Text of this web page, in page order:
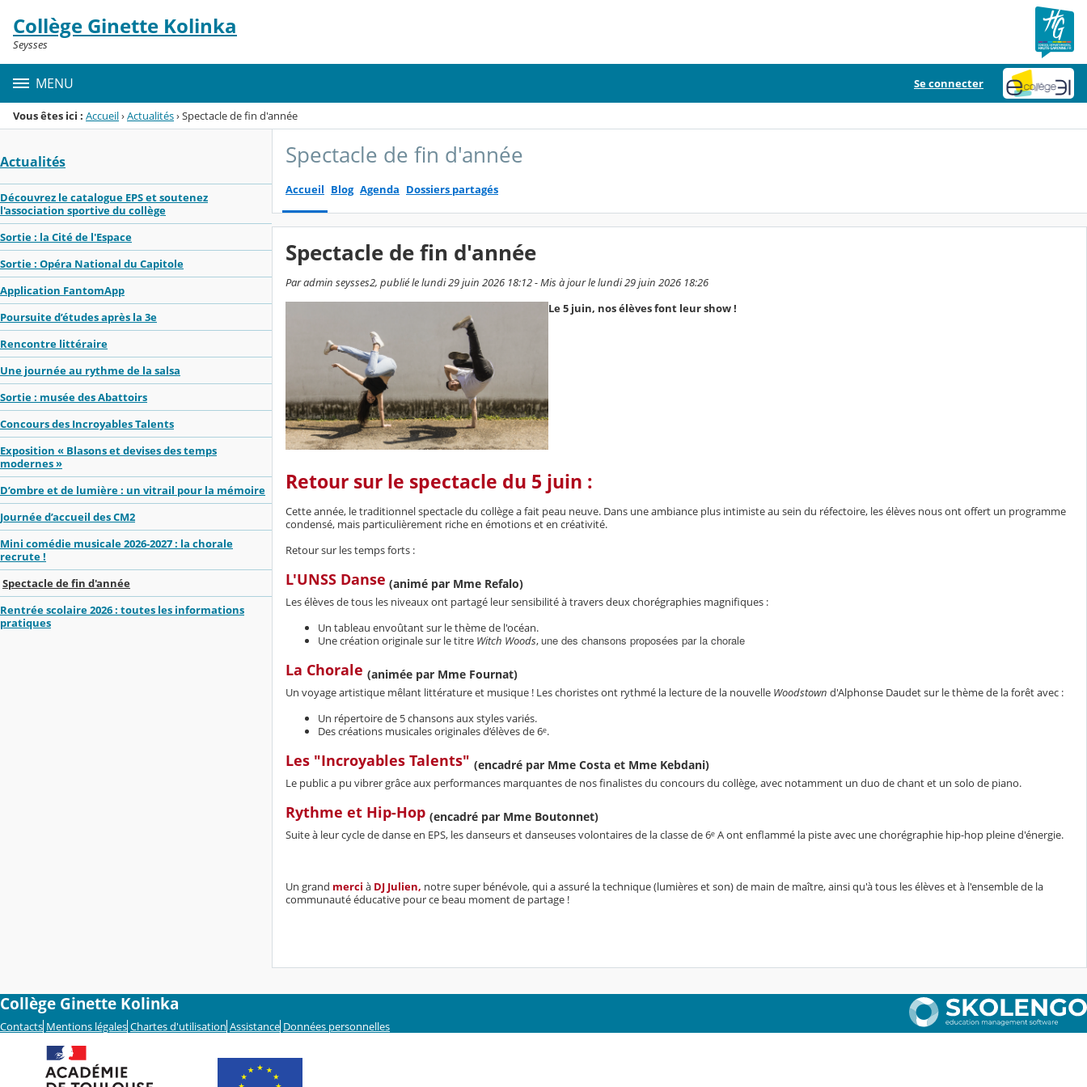
Menu de la rubrique
Contenu
Collège Ginette Kolinka
Seysses
MENU Se connecter
Vous êtes ici : Accueil›Actualités›Spectacle de fin d'année
Actualités
Découvrez le catalogue EPS et soutenez
l'association sportive du collège
Sortie : la Cité de l'Espace
Sortie : Opéra National du Capitole
Application FantomApp
Poursuite d’études après la 3e
Rencontre littéraire
Une journée au rythme de la salsa
Sortie : musée des Abattoirs
Concours des Incroyables Talents
Exposition « Blasons et devises des temps
modernes »
D’ombre et de lumière : un vitrail pour la mémoire
Journée d’accueil des CM2
Mini comédie musicale 2026-2027 : la chorale
recrute !
Spectacle de fin d'année
Rentrée scolaire 2026 : toutes les informations
pratiques
Spectacle de fin d'année
Accueil Blog Agenda Dossiers partagés
Spectacle de fin d'année
Par admin seysses2, publié le lundi 29 juin 2026 18:12 - Mis à jour le lundi 29 juin 2026 18:26
Le 5 juin, nos élèves font leur show !
Retour sur le spectacle du 5 juin :
Cette année, le traditionnel spectacle du collège a fait peau neuve. Dans une ambiance plus intimiste au sein du réfectoire, les élèves nous ont offert un programme
condensé, mais particulièrement riche en émotions et en créativité.
Retour sur les temps forts :
L'UNSS Danse (animé par Mme Refalo)
Les élèves de tous les niveaux ont partagé leur sensibilité à travers deux chorégraphies magnifiques :
Un tableau envoûtant sur le thème de l'océan.
Une création originale sur le titre Witch Woods,une des chansons proposées par la chorale
La Chorale (animée par Mme Fournat)
Un voyage artistique mêlant littérature et musique ! Les choristes ont rythmé la lecture de la nouvelle Woodstown d'Alphonse Daudet sur le thème de la forêt avec :
Un répertoire de 5 chansons aux styles variés.
Des créations musicales originales d’élèves de 6ᵉ.
Les "Incroyables Talents" (encadré par Mme Costa et Mme Kebdani)
Le public a pu vibrer grâce aux performances marquantes de nos finalistes du concours du collège, avec notamment un duo de chant et un solo de piano.
Rythme et Hip-Hop (encadré par Mme Boutonnet)
Suite à leur cycle de danse en EPS, les danseurs et danseuses volontaires de la classe de 6ᵉ A ont enflammé la piste avec une chorégraphie hip-hop pleine d'énergie.
Un grand merci à DJ Julien, notre super bénévole, qui a assuré la technique (lumières et son) de main de maître, ainsi qu'à tous les élèves et à l'ensemble de la
communauté éducative pour ce beau moment de partage !
Collège Ginette Kolinka
Contacts Mentions légales Chartes d'utilisation Assistance Données personnelles